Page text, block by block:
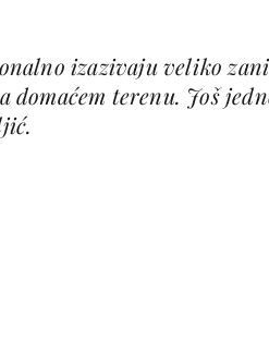
izazivaju veliko
domaćem terenu. Još